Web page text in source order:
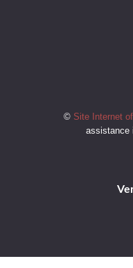
© Site Internet
assistance